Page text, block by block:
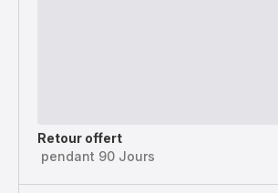
Retour offert
pendant 90 Jours